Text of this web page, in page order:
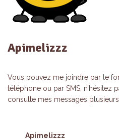
Apimelizzz
Vous pouvez me joindre par le
téléphone ou par SMS, n’hésitez
consulte mes messages
Apimelizzz